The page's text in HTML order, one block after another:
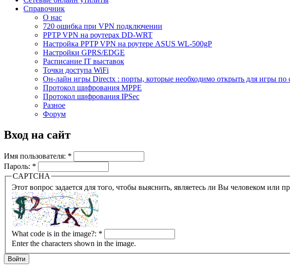
Справочник
О нас
720 ошибка при VPN подключении
PPTP VPN на роутерах DD-WRT
Настройка PPTP VPN на роутере ASUS WL-500gP
Настройки GPRS/EDGE
Расписание IT выставок
Точки доступа WiFi
Он-лайн игры Directx : порты, которые необходимо открыть для игры по
Протокол шифрования MPPE
Протокол шифрования IPSec
Разное
Форум
Вход на сайт
Имя пользователя: *
Пароль: *
CAPTCHA
Этот вопрос задается для того,
What code is in the image?: *
Enter the characters shown in the image.